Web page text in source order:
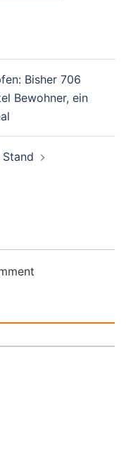
Bisher 706
Bewohner, ein